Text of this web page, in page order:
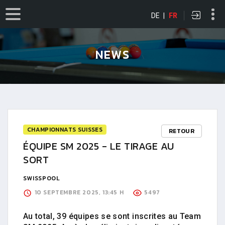
DE | FR
NEWS
CHAMPIONNATS SUISSES RETOUR
ÉQUIPE SM 2025 - LE TIRAGE AU
SORT
SWISSPOOL
10 SEPTEMBRE 2025, 13:45 H
5497
Au total, 39 équipes se sont inscrites au Team